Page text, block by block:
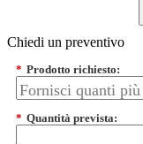
Chiedi un preventivo
* Prodotto richiesto:
* Quantità prevista: